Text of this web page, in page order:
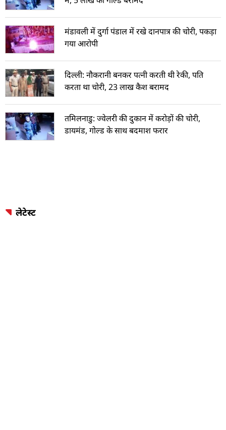
मंडावली में दुर्गा पंडाल में रखे दानपात्र की चोरी, पकड़ा
गया आरोपी
दिल्ली: नौकरानी बनकर पत्नी करती थी रेकी, पति
करता था चोरी, 23 लाख कैश बरामद
तमिलनाडु: ज्वेलरी की दुकान में करोड़ों की चोरी,
डायमंड, गोल्ड के साथ बदमाश फरार
लेटेस्ट